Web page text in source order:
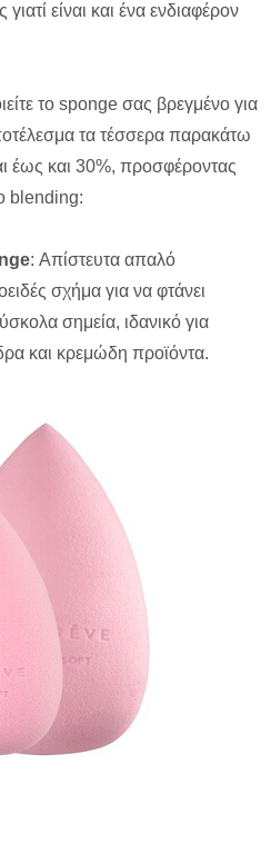
είναι και ένα ενδιαφέρον
το sponge σας βρεγμένο για
τα τέσσερα παρακάτω
έως και 30%, προσφέροντας
blending:
: Απίστευτα απαλό
σχήμα για να φτάνει
σημεία, ιδανικό για
και κρεμώδη προϊόντα.